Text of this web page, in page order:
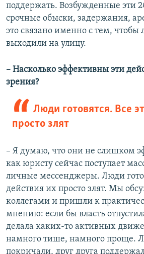
поддержать. Возбужденные эти
срочные обыски, задержания,
это связано именно с тем, чтобы
выходили на улицу. ​
–​ Насколько эффективны эти
зрения?
Люди готовятся. Все
просто злят
– Я думаю, что они не слишком
как юристу сейчас поступает
личные мессенджеры. Люди
действия их просто злят. Мы
коллегами и пришли к
мнению: если бы власть
делала каких-то активных
намного тише, намного проще.
покричали, друг друга